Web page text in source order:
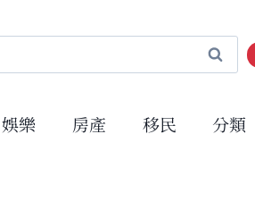
娛樂 房產 移民 分類